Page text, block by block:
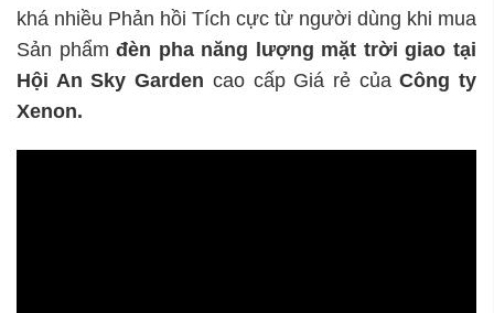
khá nhiều Phản hồi Tích cực từ người dùng khi mua
Sản phẩmđèn pha năng lượng mặt trời giao tại
Hội An Sky Garden cao cấp Giá rẻ củaCông ty
Xenon.